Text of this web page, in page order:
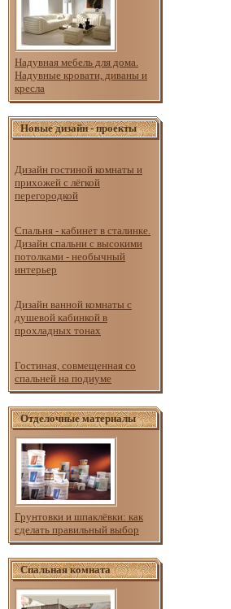
Надувная мебель для дома.
Надувные кровати, диваны и
кресла
Новые дизайн - проекты
Дизайн гостиной комнаты и
прихожей с лёгкой
перегородкой
Спальня - кабинет в сталинке.
Дизайн спальни с высокими
потолками - необычный
интерьер
Дизайн ванной комнаты с
душевой кабинкой в
прохладных тонах
Гостиная, совмещенная со
спальней на подиуме
Отделочные материалы
Грунтовки и шпаклёвки: как
сделать правильный выбор
Спальная комната